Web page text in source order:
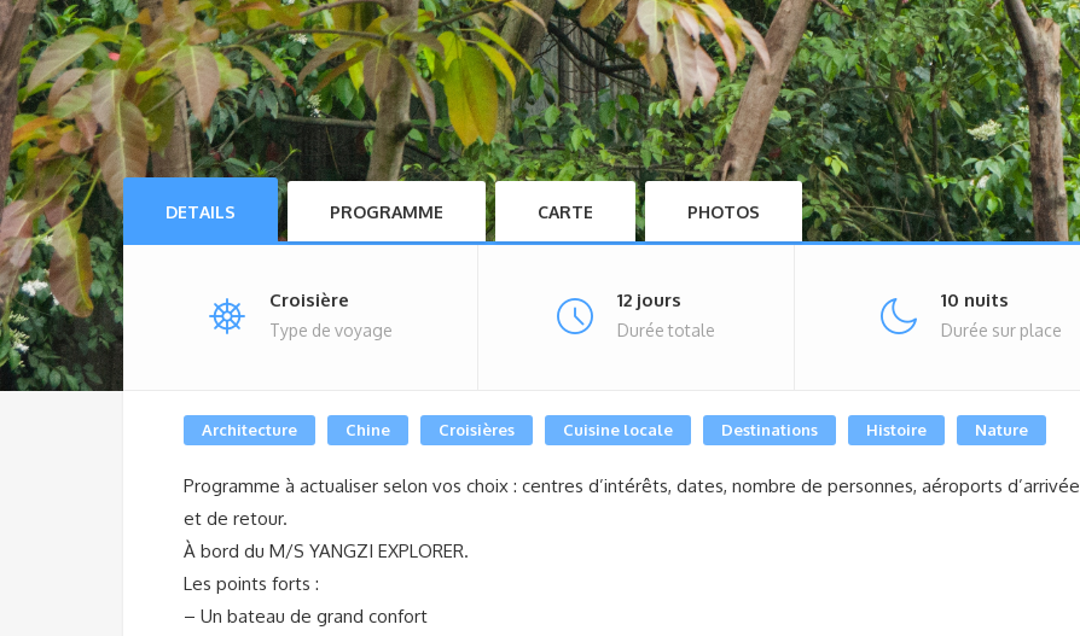
DETAILS PROGRAMME CARTE PHOTOS
Croisière
Type de voyage
12 jours
Durée totale
10 nuits
Durée sur place
Architecture Chine Croisières Cuisine locale Destinations Histoire Nature
Programme à actualiser selon vos choix : centres d’intérêts, dates, nombre de personnes, aéroports d’arrivée
et de retour.
À bord du M/S YANGZI EXPLORER.
Les points forts :
– Un bateau de grand confort